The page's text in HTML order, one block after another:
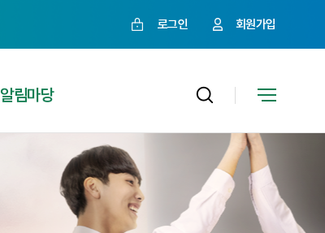
로그인 회원가입
알림마당